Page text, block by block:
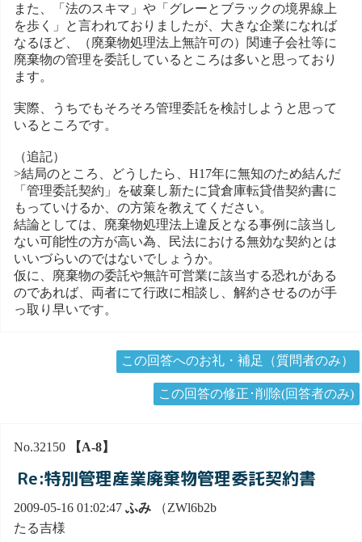
また、「法のスキマ」や「グレーとブラックの境界線上
を歩く」と言われておりましたが、大きな企業になれば
なるほど、（廃棄物処理法上無許可の）関連子会社等に
廃棄物の管理を委託しているところは多いと思っており
ます。
実際、うちでもそろそろ管理委託を検討しようと思って
いるところです。
（追記）
>結局のところ、どうしたら、H17年に無知のため結んだ
「管理委託契約」を破棄し新たに貸倉庫転貸借契約書に
もっていけるか、の方策を教えてください。
結論としては、廃棄物処理法上違反となる事例に該当し
ない可能性の方が高い為、民法における無効な契約とは
いいづらいのではないでしょうか。
仮に、廃棄物の委託や無許可営業に該当する恐れがある
のであれば、両者にて行政に相談し、解約させるのが手
っ取り早いです。
この回答へのお礼・補足（質問者のみ）
この回答の修正･削除(回答者のみ)
No.32150 【A-8】
Re:特別管理産業廃棄物管理委託契約書
2009-05-16 01:02:47 ふみ （ZWl6b2b
たる吉様